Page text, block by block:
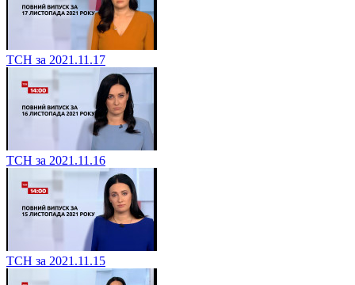
ТСН за 2021.11.17
ТСН за 2021.11.16
ТСН за 2021.11.15